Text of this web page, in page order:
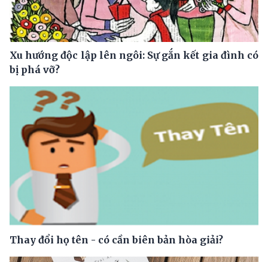
Xu hướng độc lập lên ngôi: Sự gắn kết gia đình có
bị phá vỡ?
Thay đổi họ tên - có cần biên bản hòa giải?